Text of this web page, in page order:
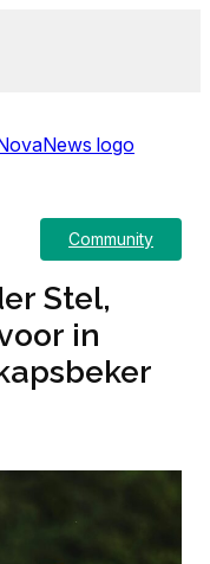
Community
Stel,
in